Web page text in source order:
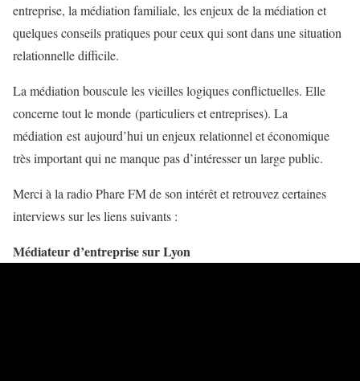
entreprise, la médiation familiale, les enjeux de la médiation et
quelques conseils pratiques pour ceux qui sont dans une situation
relationnelle difficile.
La médiation bouscule les vieilles logiques conflictuelles. Elle
concerne tout le monde (particuliers et entreprises). La
médiation est aujourd’hui un enjeux relationnel et économique
très important qui ne manque pas d’intéresser un large public.
Merci à la radio Phare FM de son intérêt et retrouvez certaines
interviews sur les liens suivants :
Médiateur d’entreprise sur Lyon